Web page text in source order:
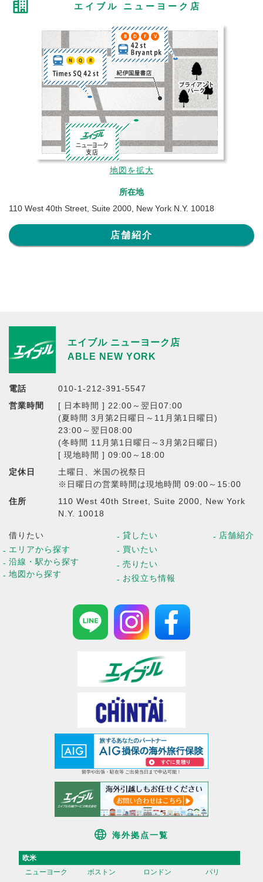
エイブル ニューヨーク店
地図を拡大
所在地
110 West 40th Street, Suite 2000, New York N.Y. 10018
店舗紹介
エイブル ニューヨーク店
ABLE NEW YORK
電話
010-1-212-391-5547
営業時間
[ 日本時間 ] 22:00～翌日07:00
(夏時間 3月第2日曜日～11月第1日曜日)
23:00～翌日08:00
(冬時間 11月第1日曜日～3月第2日曜日)
[ 現地時間 ] 09:00～18:00
定休日
土曜日、米国の祝祭日
※日曜日の営業時間は現地時間 09:00～15:00
住所
110 West 40th Street, Suite 2000, New York
N.Y. 10018
借りたい
エリアから探す
沿線・駅から探す
地図から探す
貸したい
買いたい
売りたい
お役立ち情報
店舗紹介
留学や出張・駐在等 ご出発当日まで申込可能！
海外拠点一覧
欧米
ニューヨーク
ボストン ロンドン パリ